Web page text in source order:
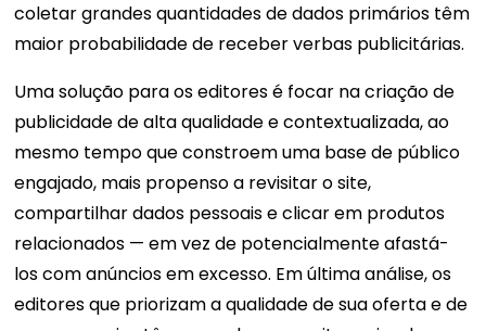
coletar grandes quantidades de dados primários têm
maior probabilidade de receber verbas publicitárias.
Uma solução para os editores é focar na criação de
publicidade de alta qualidade e contextualizada, ao
mesmo tempo que constroem uma base de público
engajado, mais propenso a revisitar o site,
compartilhar dados pessoais e clicar em produtos
relacionados — em vez de potencialmente afastá-
los com anúncios em excesso. Em última análise, os
editores que priorizam a qualidade de sua oferta e de